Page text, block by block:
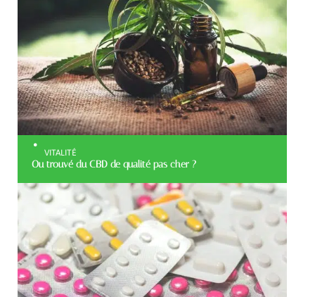
VITALITÉ
Ou trouvé du CBD de qualité pas cher ?